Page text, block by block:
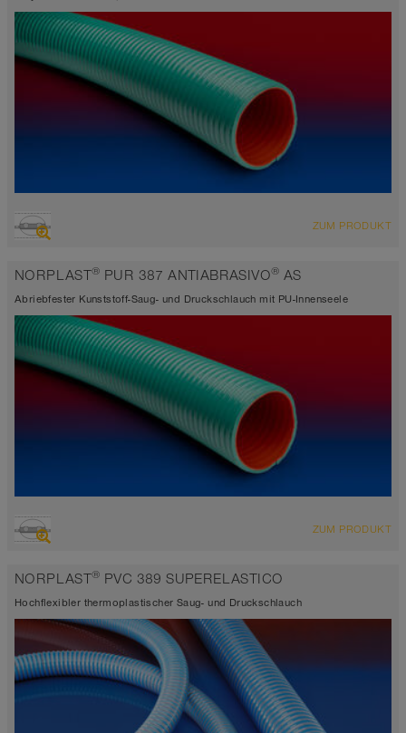
ÜBERSICHT
hoch abriebfester Saugschlauch + Druckschlauch
ZUM PRODUKT
NORPLAST® PUR 387 ANTIABRASIVO® AS
Abriebfester Kunststoff-Saug- und Druckschlauch mit PU-Innenseele
ÜBERSICHT
hoch abriebfester Saugschlauch + Druckschlauch
ZUM PRODUKT
NORPLAST® PVC 389 SUPERELASTICO
Hochflexibler thermoplastischer Saug- und Druckschlauch